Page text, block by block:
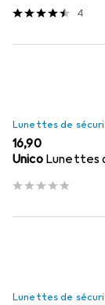
4
Lunettes de
EUR
16,90
Unico Lunettes
Lunettes de